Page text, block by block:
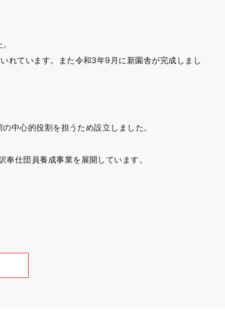
れています。また令和3年9月に新園舎が完成しまし
中心的役割を担うため設立しました。
仕団員養成事業を展開しています。